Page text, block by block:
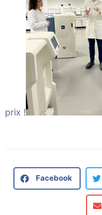
prix !
Facebook